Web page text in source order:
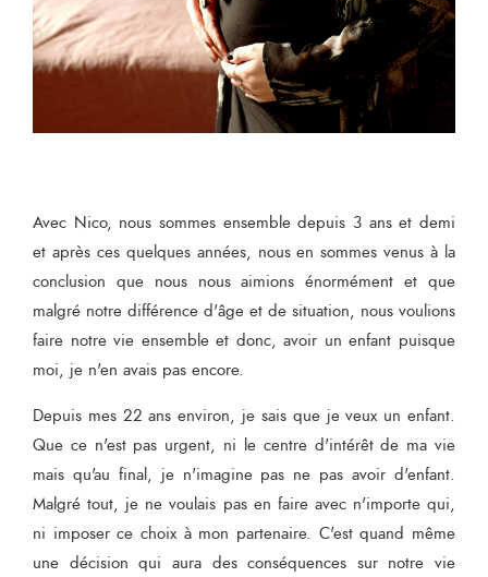
Avec Nico, nous sommes ensemble depuis 3 ans et demi
et après ces quelques années, nous en sommes venus à la
conclusion que nous nous aimions énormément et que
malgré notre différence d'âge et de situation, nous voulions
faire notre vie ensemble et donc, avoir un enfant puisque
moi, je n'en avais pas encore.
Depuis mes 22 ans environ, je sais que je veux un enfant.
Que ce n'est pas urgent, ni le centre d'intérêt de ma vie
mais qu'au final, je n'imagine pas ne pas avoir d'enfant.
Malgré tout, je ne voulais pas en faire avec n'importe qui,
ni imposer ce choix à mon partenaire. C'est quand même
une décision qui aura des conséquences sur notre vie